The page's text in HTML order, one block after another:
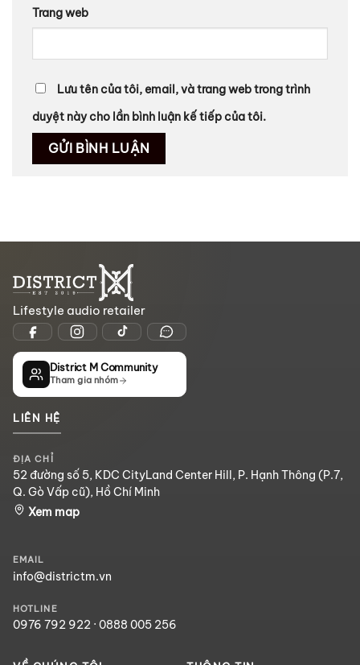
Trang web
Lưu tên của tôi, email, và trang web trong trình
duyệt này cho lần bình luận kế tiếp của tôi.
Lifestyle audio retailer
District M Community
Tham gia nhóm
LIÊN HỆ
ĐỊA CHỈ
52 đường số 5, KDC CityLand Center Hill, P. Hạnh Thông (P.7,
Q. Gò Vấp cũ), Hồ Chí Minh
Xem map
EMAIL
info@districtm.vn
HOTLINE
0976 792 922 · 0888 005 256